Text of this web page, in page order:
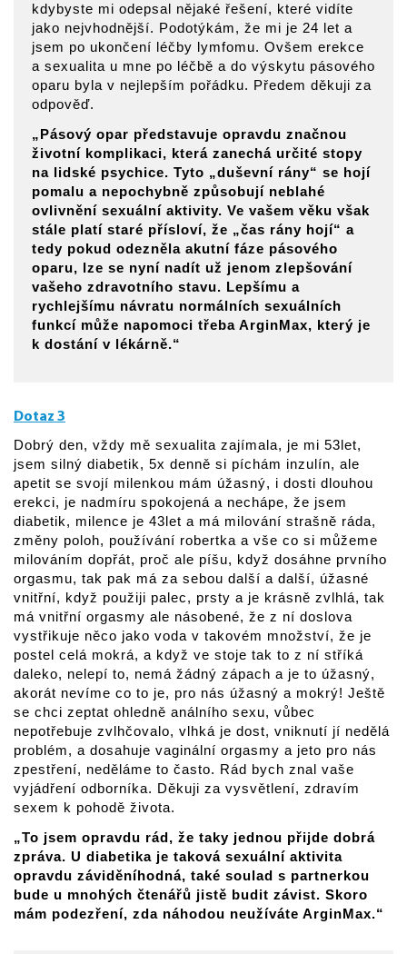
kdybyste mi odepsal nějaké řešení, které vidíte
jako nejvhodnější. Podotýkám, že mi je 24 let a
jsem po ukončení léčby lymfomu. Ovšem erekce
a sexualita u mne po léčbě a do výskytu pásového
oparu byla v nejlepším pořádku. Předem děkuji za
odpověď.
„Pásový opar představuje opravdu značnou
životní komplikaci, která zanechá určité stopy
na lidské psychice. Tyto „duševní rány“ se hojí
pomalu a nepochybně způsobují neblahé
ovlivnění sexuální aktivity. Ve vašem věku však
stále platí staré přísloví, že „čas rány hojí“ a
tedy pokud odezněla akutní fáze pásového
oparu, lze se nyní nadít už jenom zlepšování
vašeho zdravotního stavu. Lepšímu a
rychlejšímu návratu normálních sexuálních
funkcí může napomoci třeba ArginMax, který je
k dostání v lékárně.“
Dotaz 3
Dobrý den, vždy mě sexualita zajímala, je mi 53let,
jsem silný diabetik, 5x denně si píchám inzulín, ale
apetit se svojí milenkou mám úžasný, i dosti dlouhou
erekci, je nadmíru spokojená a nechápe, že jsem
diabetik, milence je 43let a má milování strašně ráda,
změny poloh, používání robertka a vše co si můžeme
milováním dopřát, proč ale píšu, když dosáhne prvního
orgasmu, tak pak má za sebou další a další, úžasné
vnitřní, když použiji palec, prsty a je krásně zvlhlá, tak
má vnitřní orgasmy ale násobené, že z ní doslova
vystřikuje něco jako voda v takovém množství, že je
postel celá mokrá, a když ve stoje tak to z ní stříká
daleko, nelepí to, nemá žádný zápach a je to úžasný,
akorát nevíme co to je, pro nás úžasný a mokrý! Ještě
se chci zeptat ohledně análního sexu, vůbec
nepotřebuje zvlhčovalo, vlhká je dost, vniknutí jí nedělá
problém, a dosahuje vaginální orgasmy a jeto pro nás
zpestření, neděláme to často. Rád bych znal vaše
vyjádření odborníka. Děkuji za vysvětlení, zdravím
sexem k pohodě života.
„To jsem opravdu rád, že taky jednou přijde dobrá
zpráva. U diabetika je taková sexuální aktivita
opravdu záviděníhodná, také soulad s partnerkou
bude u mnohých čtenářů jistě budit závist. Skoro
mám podezření, zda náhodou neužíváte ArginMax.“